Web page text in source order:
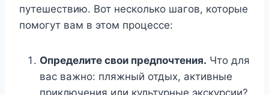
путешествию. Вот несколько шагов, которые
помогут вам в этом процессе:
Определите свои предпочтения. Что для
вас важно: пляжный отдых, активные
приключения или культурные экскурсии?